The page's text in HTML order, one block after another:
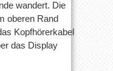
wandert. Die
oberen Rand
Kopfhörerkabel
das Display